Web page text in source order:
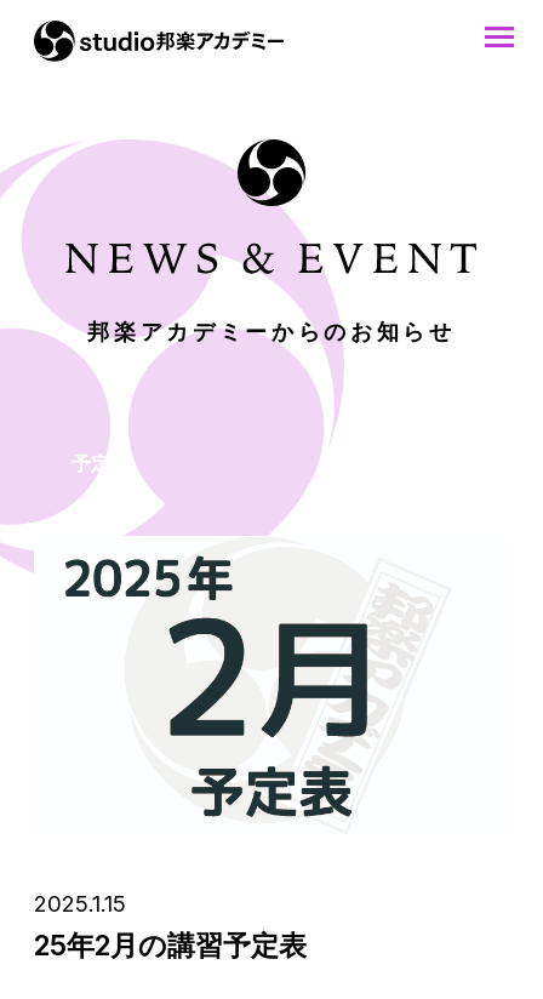
邦楽アカデミーからのお知らせ
予定表
2025.1.15
25年2月の講習予定表